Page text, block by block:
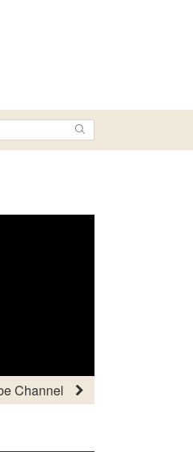
Channel